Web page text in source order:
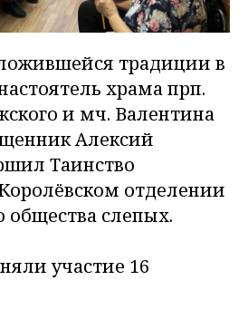
традиции в
храма прп.
и мч. Валентина
Алексий
Таинство
отделении
общества слепых.
участие 16